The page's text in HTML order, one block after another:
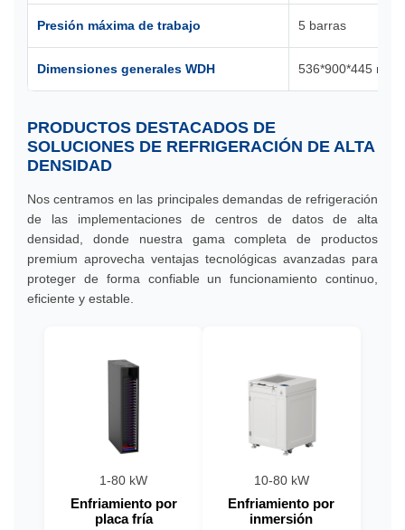
Presión máxima de trabajo 5 barras
Dimensiones generales WDH 536*900*445 mm
PRODUCTOS DESTACADOS DE
SOLUCIONES DE REFRIGERACIÓN DE ALTA
DENSIDAD
Nos centramos en las principales demandas de refrigeración
de las implementaciones de centros de datos de alta
densidad, donde nuestra gama completa de productos
premium aprovecha ventajas tecnológicas avanzadas para
proteger de forma confiable un funcionamiento continuo,
eficiente y estable.
1-80 kW
Enfriamiento por
placa fría
10-80 kW
Enfriamiento por
inmersión